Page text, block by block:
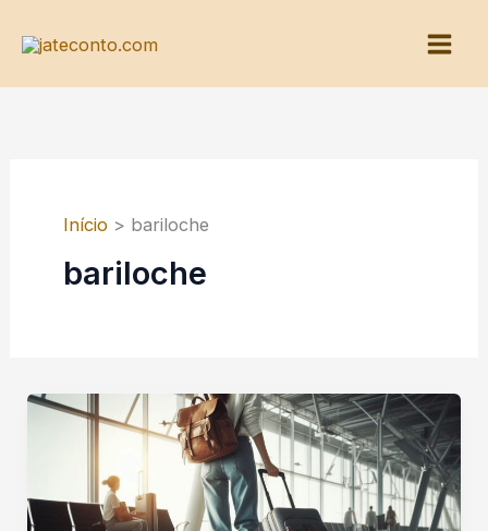
para
Início bariloche
bariloche